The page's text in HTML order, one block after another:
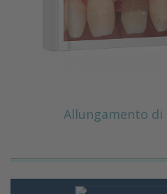
Allungamento di